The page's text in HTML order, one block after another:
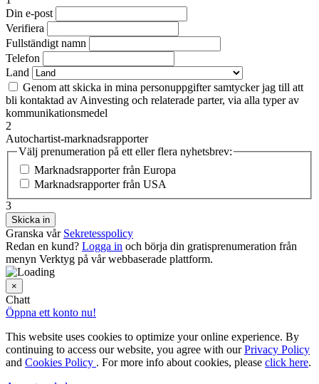
Din e-post
Verifiera
Fullständigt namn
Telefon
Land
Genom att skicka in mina personuppgifter samtycker jag till att
bli kontaktad av Ainvesting och relaterade parter, via alla typer av
kommunikationsmedel
2
Autochartist-marknadsrapporter
Välj prenumeration på ett eller flera nyhetsbrev:
Marknadsrapporter från Europa
Marknadsrapporter från USA
3
Granska vår Sekretesspolicy
Redan en kund? Logga in och börja din gratisprenumeration från
menyn Verktyg på vår webbaserade plattform.
×
Chatt
Öppna ett konto nu!
This website uses cookies to optimize your online experience. By
continuing to access our website, you agree with ourPrivacy Policy
and Cookies Policy . For more info about cookies, please click here.